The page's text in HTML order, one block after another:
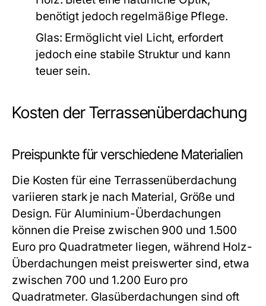
benötigt jedoch regelmäßige Pflege.
Glas: Ermöglicht viel Licht, erfordert
jedoch eine stabile Struktur und kann
teuer sein.
Kosten der Terrassenüberdachung
Preispunkte für verschiedene Materialien
Die Kosten für eine Terrassenüberdachung
variieren stark je nach Material, Größe und
Design. Für Aluminium-Überdachungen
können die Preise zwischen 900 und 1.500
Euro pro Quadratmeter liegen, während Holz-
Überdachungen meist preiswerter sind, etwa
zwischen 700 und 1.200 Euro pro
Quadratmeter. Glasüberdachungen sind oft